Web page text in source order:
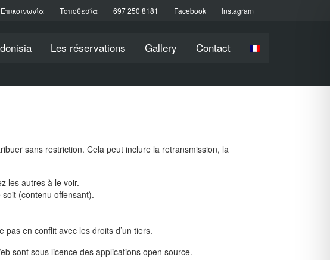
Επικοινωνία Τοποθεσία 697 250 8181 Facebook Instagram
Les réservations Gallery Contact
sans restriction. Cela peut inclure la retransmission, la
les autres à le voir.
(contenu offensant).
en conflit avec les droits d’un tiers.
sont sous licence des applications open source.